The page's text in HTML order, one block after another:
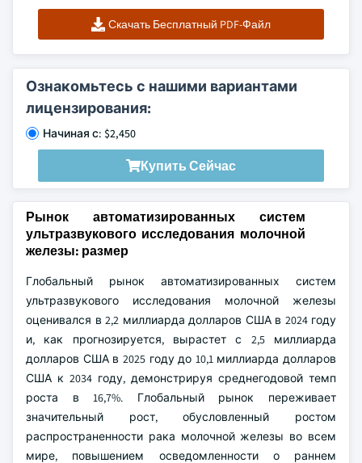
Скачать Бесплатный PDF-Файл
Ознакомьтесь с нашими вариантами
лицензирования:
Начиная с: $2,450
Купить Сейчас
Рынок автоматизированных систем
ультразвукового исследования молочной
железы: размер
Глобальный рынок автоматизированных систем
ультразвукового исследования молочной железы
оценивался в 2,2 миллиарда долларов США в 2024 году
и, как прогнозируется, вырастет с 2,5 миллиарда
долларов США в 2025 году до 10,1 миллиарда долларов
США к 2034 году, демонстрируя среднегодовой темп
роста в 16,7%. Глобальный рынок переживает
значительный рост, обусловленный ростом
распространенности рака молочной железы во всем
мире, повышением осведомленности о раннем